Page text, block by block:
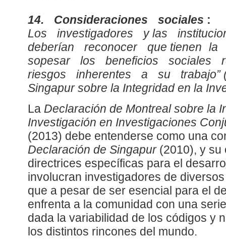
14. Consideraciones sociales :
Los investigadores y las
deberían reconocer que tienen
sopesar los beneficios
riesgos inherentes a su trabajo”
Singapur sobre la Integridad en la
La Declaración de Montreal sobre la
Investigación en Investigaciones
(2013) debe entenderse como una
Declaración de Singapur(2010), y su
directrices específicas para el
involucran investigadores de
que a pesar de ser esencial para el
enfrenta a la comunidad con una
dada la variabilidad de los códigos y
los distintos rincones del mundo.